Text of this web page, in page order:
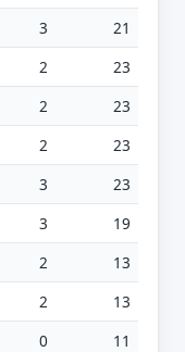
3
21
2
23
2
23
2
23
3
23
3
19
2
13
2
13
0
11